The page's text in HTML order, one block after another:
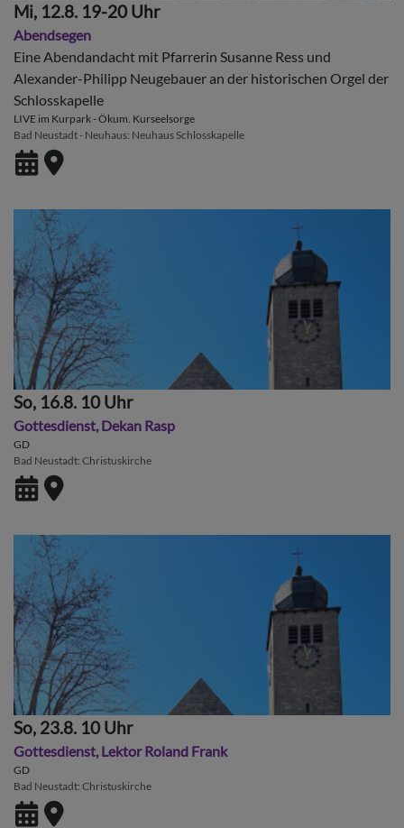
Mi, 12.8. 19-20 Uhr
Abendsegen
Eine Abendandacht mit Pfarrerin Susanne Ress und
Alexander-Philipp Neugebauer an der historischen Orgel der
Schlosskapelle
LIVE im Kurpark - Ökum. Kurseelsorge
Bad Neustadt - Neuhaus Neuhaus Schlosskapelle
So, 16.8. 10 Uhr
Gottesdienst, Dekan Rasp
GD
Bad Neustadt Christuskirche
So, 23.8. 10 Uhr
Gottesdienst, Lektor Roland Frank
GD
Bad Neustadt Christuskirche